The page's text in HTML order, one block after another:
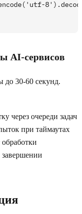
AI-сервисов
до 30-60 секунд.
через очереди задач
при таймаутах